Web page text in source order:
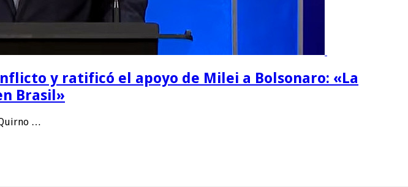
y ratificó el apoyo de Milei a Bolsonaro: «La
Brasil»
Quirno …